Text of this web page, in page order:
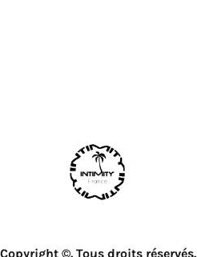
Copyright ©. Tous droits réservés.